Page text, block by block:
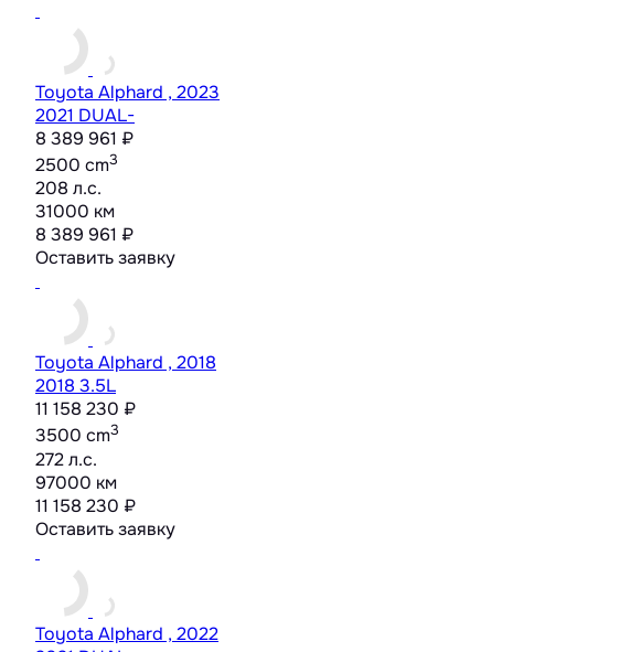
Toyota Alphard , 2023
2021 DUAL-
8 389 961 ₽
2500 cm3
208 л.с.
31000 км
8 389 961 ₽
Оставить заявку
Toyota Alphard , 2018
2018 3.5L
11 158 230 ₽
3500 cm3
272 л.с.
97000 км
11 158 230 ₽
Оставить заявку
Toyota Alphard , 2022